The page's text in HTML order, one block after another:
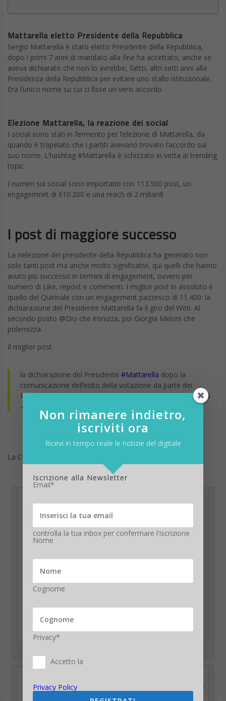
Mattarella eletto Presidente della Repubblica
Sergio Mattarella è stato eletto Presidente della Repubblica,
dopo i primi 7 anni di mandato alla fine ha accettato, anche se
aveva dichiarato che non lo avrebbe, fatto, altri setti anni alla
Presidenza della Repubblica per evitare uno stallo istituzionale.
Era l’unico nome su cui ci fisse un vero accordo.
Elezione Mattarella, la reazione dei social
I social sono stati in fermento per l’elezione di Mattarella, da
quando è trapelato che i partiti avevano trovato l’accordo sul
suo nome. L’hashtag #Mattarella è schizzato in vetta ai trending
topic.
I numeri sui social sono importanti con 113.500 post, un
engagemnet di 610.200 e una reach di 2 miliardi
I post di maggiore successo
La rielezione del presidente della Repubblica ha generato non
solo tanti post ma anche molto significativi, qui quelli che hanno
avuto più successo in termini di engagement, ovvero per
numero di Like, repost e commenti. I miglior post in assoluto è
quello del Quirinale con un engagement pazzesco di 11.400: la
dichiarazione del Presidente Mattarella fa il giro del Web. Al
secondo posto @Dio che ironizza, poi Giorgia Meloni che
polemizza.
Il miglior post
la dichiarazione del Presidente #Mattarella dopo la
comunicazione dell’esito della votazione da parte dei
Presidenti di Senato e Camerapic.twitter.com/vKIn3sVMr6
— Quirinale (@Quirinale)
La Classifica dei post su #Mattarella
Non rimanere indietro,
iscriviti ora
Ricevi in tempo reale le notizie del digitale
Iscrizione alla Newsletter
Email*
controlla la tua inbox per confermare l'iscrizione
Nome
Cognome
Privacy*
Accetto la
Privacy Policy